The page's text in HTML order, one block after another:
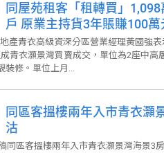
同屋苑租客「租轉買」
戶 原業主持貨3年賬賺100萬
產青衣高級資深分區營業經理黃國強
青衣灝景灣買賣成交，單位為2座中高
裝修。單位上月...
同區客搵樓兩年入市青衣灝
沽
同區客搵樓兩年入市青衣灝景灣海景3